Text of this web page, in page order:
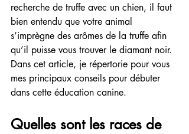
recherche de truffe avec un chien, il faut
bien entendu que votre animal
s’imprègne des arômes de la truffe afin
qu’il puisse vous trouver le diamant noir.
Dans cet article, je répertorie pour vous
mes principaux conseils pour débuter
dans cette éducation canine.
Quelles sont les races de